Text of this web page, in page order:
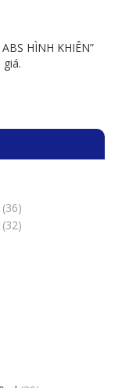
HÌNH KHIÊN”
(36)
(32)